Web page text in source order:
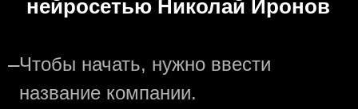
нейросетью Николай Иронов
—Чтобы начать, нужно ввести
название компании.